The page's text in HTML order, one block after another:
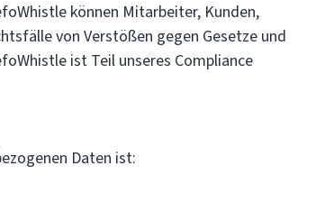
können Mitarbeiter, Kunden,
von Verstößen gegen Gesetze und
ist Teil unseres Compliance
Daten ist: